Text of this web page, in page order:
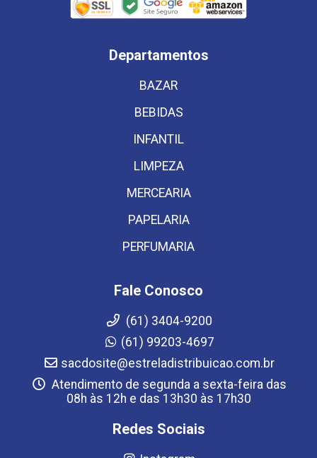
Departamentos
BAZAR
BEBIDAS
INFANTIL
LIMPEZA
MERCEARIA
PAPELARIA
PERFUMARIA
Fale Conosco
(61) 3404-9200
(61) 99203-4697
sacdosite@estreladistribuicao.com.br
Atendimento de segunda a sexta-feira das
08h às 12h e das 13h30 às 17h30
Redes Sociais